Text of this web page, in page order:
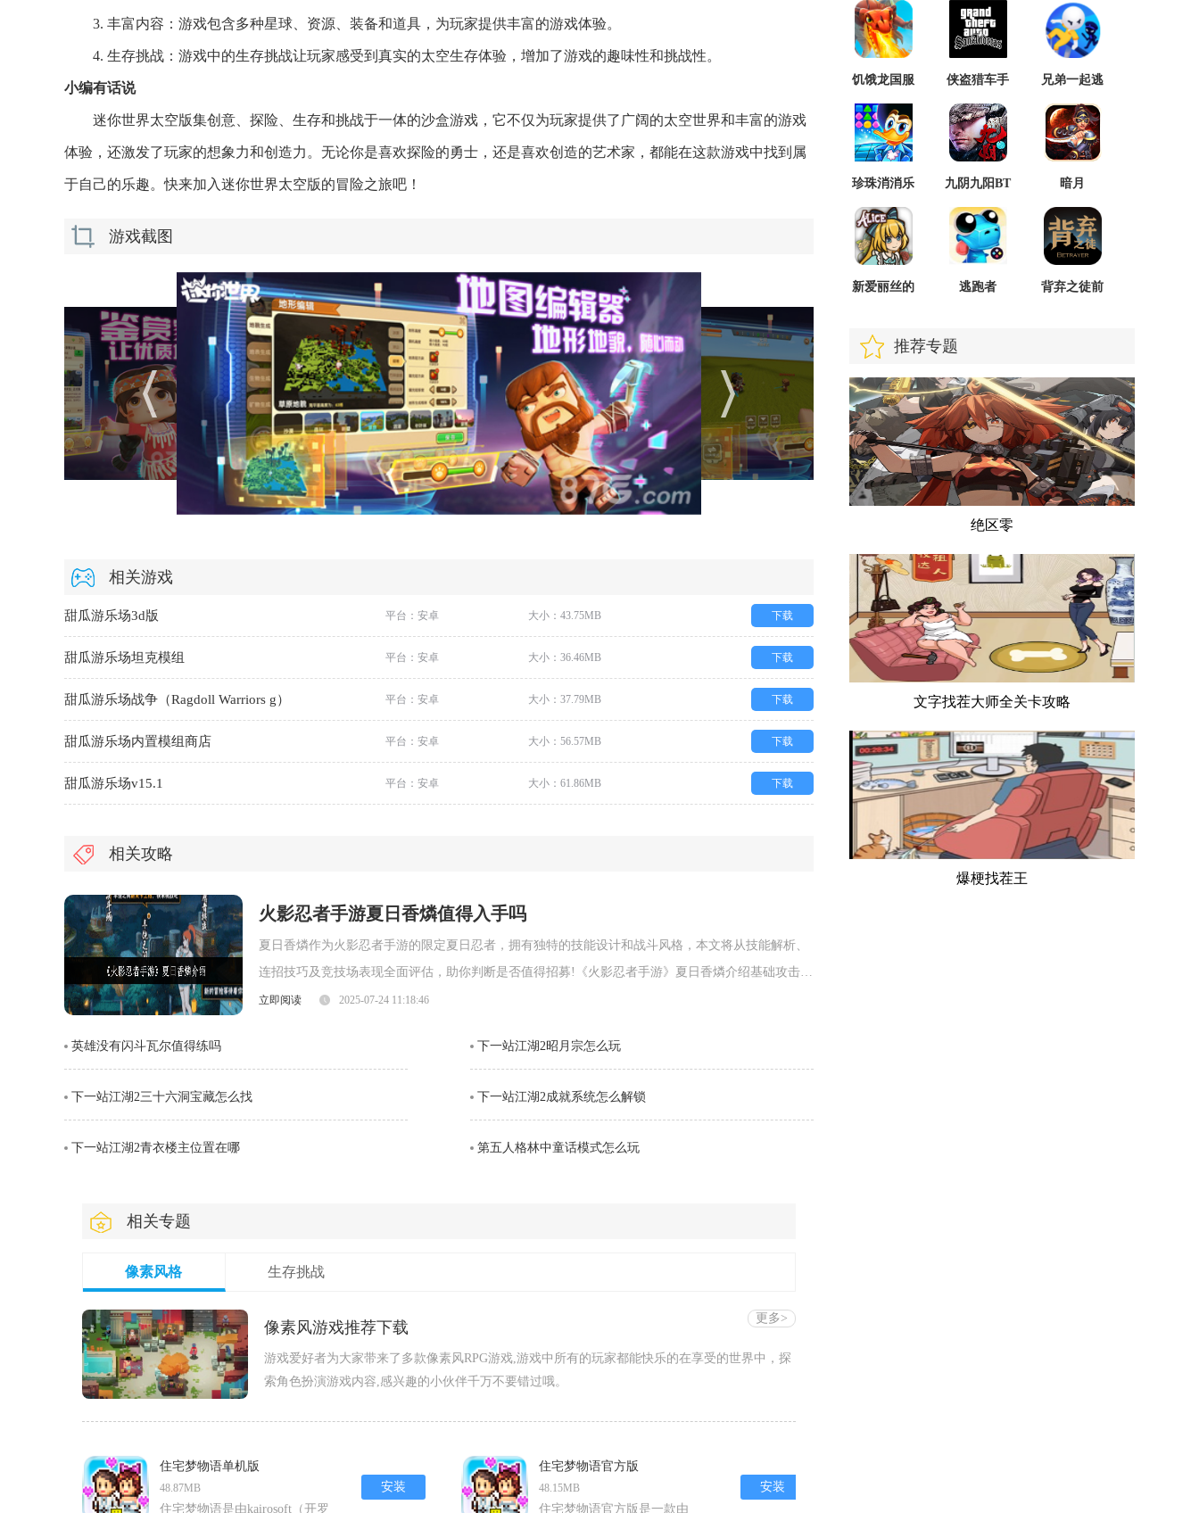
3. 丰富内容：游戏包含多种星球、资源、装备和道具，为玩家提供丰富的游戏体验。
4. 生存挑战：游戏中的生存挑战让玩家感受到真实的太空生存体验，增加了游戏的趣味性和挑战性。
小编有话说
迷你世界太空版集创意、探险、生存和挑战于一体的沙盒游戏，它不仅为玩家提供了广阔的太空世界和丰富的游戏
体验，还激发了玩家的想象力和创造力。无论你是喜欢探险的勇士，还是喜欢创造的艺术家，都能在这款游戏中找到属
于自己的乐趣。快来加入迷你世界太空版的冒险之旅吧！
游戏截图
相关游戏
甜瓜游乐场3d版 平台：安卓 大小：43.75MB 下载
甜瓜游乐场坦克模组 平台：安卓 大小：36.46MB 下载
甜瓜游乐场战争（Ragdoll Warriors g） 平台：安卓 大小：37.79MB 下载
甜瓜游乐场内置模组商店 平台：安卓 大小：56.57MB 下载
甜瓜游乐场v15.1 平台：安卓 大小：61.86MB 下载
相关攻略
火影忍者手游夏日香燐值得入手吗
夏日香燐作为火影忍者手游的限定夏日忍者，拥有独特的技能设计和战斗风格，本文将从技能解析、
连招技巧及竞技场表现全面评估，助你判断是否值得招募!《火影忍者手游》夏日香燐介绍基础攻击方
面，夏日香燐的普攻为五段连击。前两段以锁链的上撩与横扫为主，具备良好的起手能力，第三段下
视觉表现与实际命中效果。需要注意的是，最后一段
立即阅读 2025-07-24 11:18:46
英雄没有闪斗瓦尔值得练吗 下一站江湖2昭月宗怎么玩
下一站江湖2三十六洞宝藏怎么找 下一站江湖2成就系统怎么解锁
下一站江湖2青衣楼主位置在哪 第五人格林中童话模式怎么玩
相关专题
像素风格 生存挑战
更多>
像素风游戏推荐下载
​游戏爱好者为大家带来了多款像素风RPG游戏,游戏中所有的玩家都能快乐的在享受的世界中，探
索角色扮演游戏内容,感兴趣的小伙伴千万不要错过哦。
住宅梦物语单机版
48.87MB
住宅梦物语是由kairosoft（开罗
安装
住宅梦物语官方版
48.15MB
住宅梦物语官方版是一款由
安装
饥饿龙国服
侠盗猎车手
兄弟一起逃
珍珠消消乐 九阴九阳BT 暗月
新爱丽丝的
逃跑者
背弃之徒前
推荐专题
绝区零
文字找茬大师全关卡攻略
爆梗找茬王